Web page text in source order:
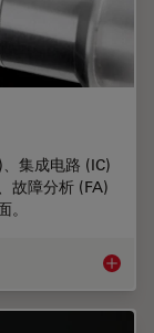
集成电路 (IC)
故障分析 (FA)
电子产